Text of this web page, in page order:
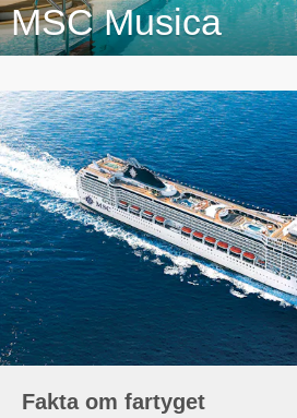
MSC Musica
Fakta om fartyget